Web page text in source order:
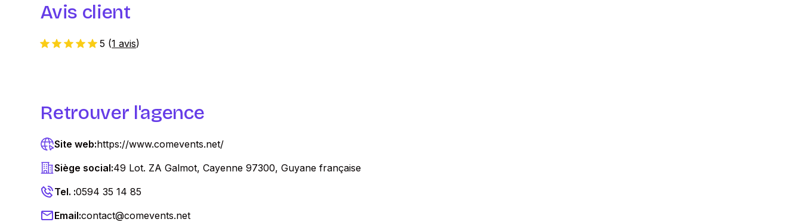
Avis client
5 (1 avis)
Retrouver l'agence
Site web:https://www.comevents.net/
Siège social:49 Lot. ZA Galmot, Cayenne 97300, Guyane française
Tel. :0594 35 14 85
Email:contact@comevents.net